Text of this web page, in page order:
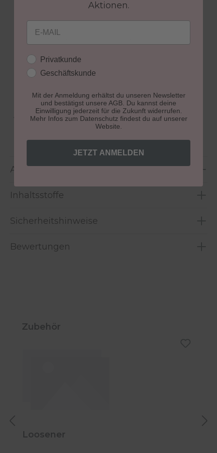
Made in Germany, aus eigener Forschung &
HEMA- & säurefrei vegan & tierfreundlich
Fokus auf gesunde, schöne Nägel klare
Anwendungsanleitung mit Step-by-Step
Aushärtung: lichthärtend
Anwendung
Inhaltsstoffe
Sicherheitshinweise
Bewertungen
Produktgalerie überspringen
Zubehör
Loosener
Aktionen.
Email
Kundengruppe
Privatkunde
Geschäftskunde
Mit der Anmeldung erhältst du unseren Newsletter
und bestätigst unsere AGB. Du kannst deine
Einwilligung jederzeit für die Zukunft widerrufen.
Mehr Infos zum Datenschutz findest du auf unserer
Website.
JETZT ANMELDEN